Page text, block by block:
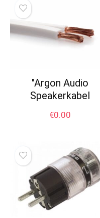
"Argon Audio
Speakerkabel
€0.00